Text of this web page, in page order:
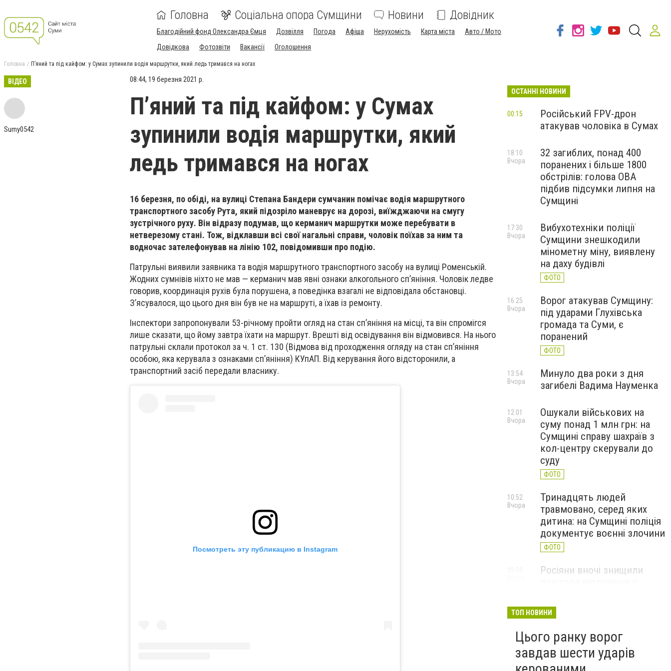
Головна Соціальна опора Сумщини Новини Довідник
Благодійний фонд Олександра Ємця Дозвілля Погода Афіша Нерухомість Карта міста
Авто / Мото
Довідкова
Фотозвіти Вакансії Оголошення
Головна П’яний та під кайфом: у Сумах зупинили водія маршрутки, який ледь тримався на ногах
ВІДЕО
Sumy0542
08:44, 19 березня 2021 р.
П’яний та під кайфом: у Сумах
зупинили водія маршрутки, який
ледь тримався на ногах
16 березня, по обіді, на вулиці Степана Бандери сумчанин помічає водія маршрутного
транспортного засобу Рута, який підозріло маневрує на дорозі, виїжджаючи на смугу
зустрічного руху. Він відразу подумав, що керманич маршрутки може перебувати в
нетверезому стані. Тож, відклавши всі свої нагальні справи, чоловік поїхав за ним та
водночас зателефонував на лінію 102, повідомивши про подію.
Патрульні виявили заявника та водія маршрутного транспортного засобу на вулиці Роменській.
Жодних сумнівів ніхто не мав — керманич мав явні ознаки алкогольного сп’яніння. Чоловік ледве
говорив, координація рухів була порушена, а поведінка взагалі не відповідала обстановці.
З’ясувалося, що цього дня він був не на маршруті, а їхав із ремонту.
Інспектори запропонували 53-річному пройти огляд на стан сп’яніння на місці, та він спромігся
лише сказати, що йому завтра їхати на маршрут. Врешті від освідування він відмовився. На нього
патрульні склали протокол за ч. 1 ст. 130 (Відмова від проходження огляду на стан сп’яніння
особою, яка керувала з ознаками сп’яніння) КУпАП. Від керування його відсторонили, а
транспортний засіб передали власнику.
Посмотреть эту публикацию в Instagram
ОСТАННІ НОВИНИ
Російський FPV-дрон
атакував чоловіка в Сумах
00:15
32 загиблих, понад 400
поранених і більше 1800
обстрілів: голова ОВА
підбив підсумки липня на
Сумщині
18:10
Вчора
Вибухотехніки поліції
Сумщини знешкодили
мінометну міну, виявлену
на даху будівлі
ФОТО
17:30
Вчора
Ворог атакував Сумщину:
під ударами Глухівська
громада та Суми, є
поранений
ФОТО
16:25
Вчора
Минуло два роки з дня
загибелі Вадима Науменка
13:54
Вчора
Ошукали військових на
суму понад 1 млн грн: на
Сумщині справу шахраїв з
кол-центру скерували до
суду
ФОТО
12:01
Вчора
Тринадцять людей
травмовано, серед яких
дитина: на Сумщині поліція
документує воєнні злочини
ФОТО
10:52
Вчора
Росіяни вночі знищили
ФОТО
ТОП НОВИНИ
Цього ранку ворог
завдав шести ударів